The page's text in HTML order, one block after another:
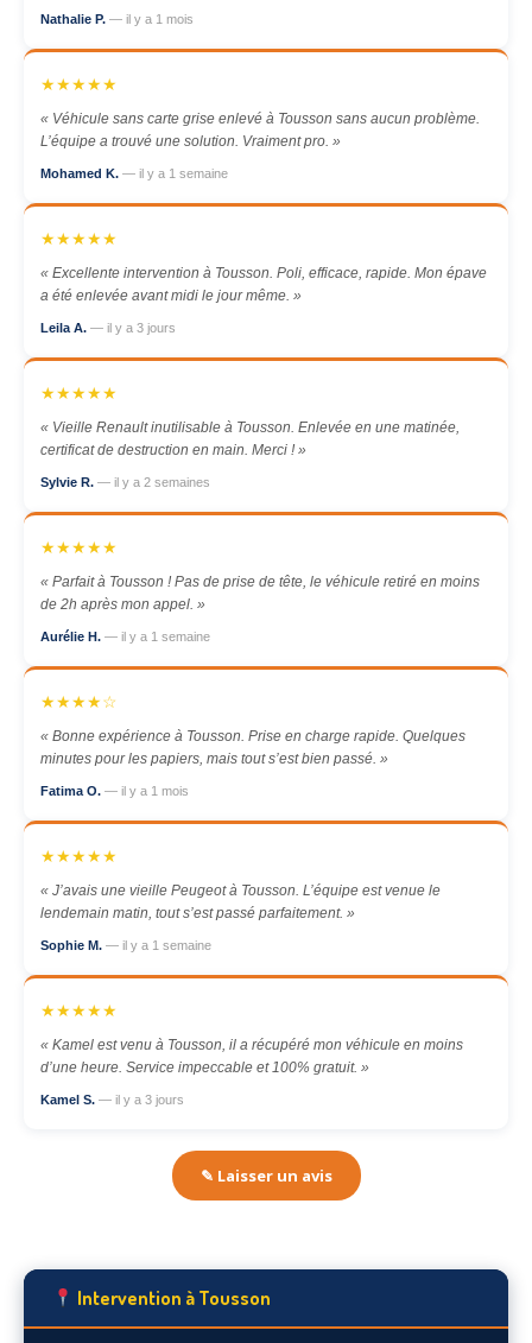
Nathalie P. — il y a 1 mois
★★★★★
« Véhicule sans carte grise enlevé à Tousson sans aucun problème.
L’équipe a trouvé une solution. Vraiment pro. »
Mohamed K. — il y a 1 semaine
★★★★★
« Excellente intervention à Tousson. Poli, efficace, rapide. Mon épave
a été enlevée avant midi le jour même. »
Leila A. — il y a 3 jours
★★★★★
« Vieille Renault inutilisable à Tousson. Enlevée en une matinée,
certificat de destruction en main. Merci ! »
Sylvie R. — il y a 2 semaines
★★★★★
« Parfait à Tousson ! Pas de prise de tête, le véhicule retiré en moins
de 2h après mon appel. »
Aurélie H. — il y a 1 semaine
★★★★☆
« Bonne expérience à Tousson. Prise en charge rapide. Quelques
minutes pour les papiers, mais tout s’est bien passé. »
Fatima O. — il y a 1 mois
★★★★★
« J’avais une vieille Peugeot à Tousson. L’équipe est venue le
lendemain matin, tout s’est passé parfaitement. »
Sophie M. — il y a 1 semaine
★★★★★
« Kamel est venu à Tousson, il a récupéré mon véhicule en moins
d’une heure. Service impeccable et 100% gratuit. »
Kamel S. — il y a 3 jours
✎ Laisser un avis
Intervention à Tousson